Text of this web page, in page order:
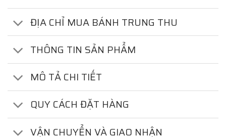
ĐỊA CHỈ MUA BÁNH TRUNG THU
THÔNG TIN SẢN PHẨM
MÔ TẢ CHI TIẾT
QUY CÁCH ĐẶT HÀNG
VẬN CHUYỂN VÀ GIAO NHẬN